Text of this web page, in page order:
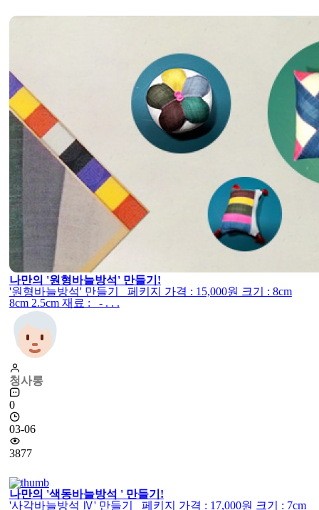
나만의 '원형바늘방석' 만들기!
'원형바늘방석' 만들기 페키지 가격 : 15,000원 크기 : 8cm
8cm 2.5cm 재료 : - . . .
청사롱
0
03-06
3877
나만의 '색동바늘방석 ' 만들기!
'사각바늘방석 Ⅳ' 만들기 페키지 가격 : 17,000원 크기 : 7cm